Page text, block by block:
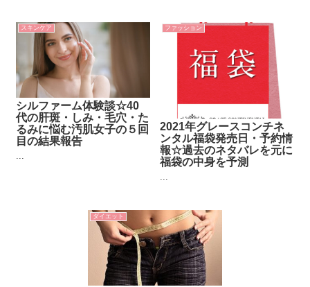
スキンケア
シルファーム体験談☆40
代の肝斑・しみ・毛穴・た
るみに悩む汚肌女子の５回
目の結果報告
ファッション
2021年グレースコンチネ
ンタル福袋発売日・予約情
報☆過去のネタバレを元に
福袋の中身を予測
...
ダイエット